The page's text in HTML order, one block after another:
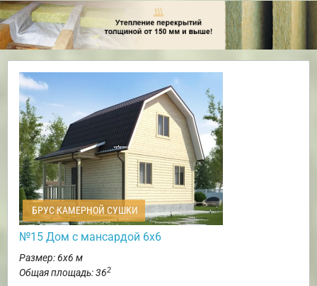
БРУС КАМЕРНОЙ СУШКИ
№15 Дом с мансардой 6х6
Размер: 6х6 м
Общая площадь: 362